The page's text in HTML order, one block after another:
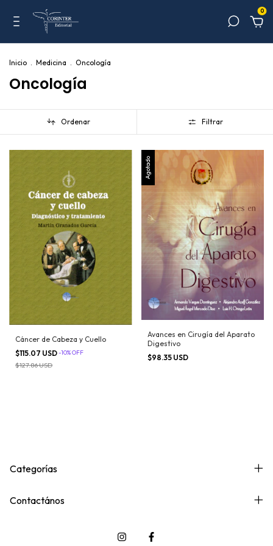
0
Inicio . Medicina . Oncología
Oncología
Ordenar Filtrar
Cáncer de Cabeza y Cuello
$115.07 USD-10%OFF
$127.86 USD
Agotado
Avances en Cirugía del Aparato
Digestivo
$98.35 USD
Categorías
Contactános